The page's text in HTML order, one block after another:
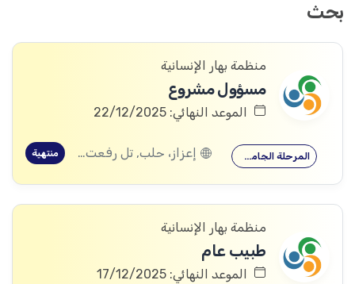
بحث
منظمة بهار الإنسانية
مسؤول مشروع
الموعد النهائي: 22/12/2025
المرحلة الجامعية إعزاز، حلب, تل رفعت، إعزاز، حلب منتهية
منظمة بهار الإنسانية
طبيب عام
الموعد النهائي: 17/12/2025